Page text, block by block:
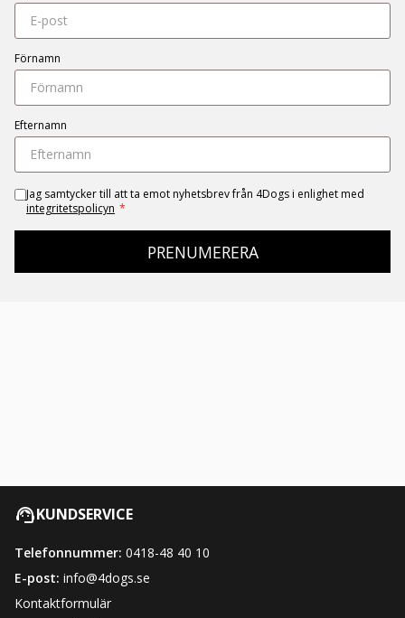
Förnamn
Efternamn
Jag samtycker till att ta emot nyhetsbrev från 4Dogs i enlighet med
integritetspolicyn *
PRENUMERERA
KUNDSERVICE
Telefonnummer: 0418-48 40 10
E-post: info@4dogs.se
Kontaktformulär